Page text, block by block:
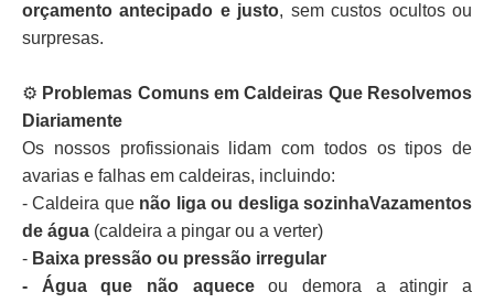
orçamento antecipado e justo, sem custos ocultos ou
surpresas.
⚙️ Problemas Comuns em Caldeiras Que Resolvemos
Diariamente
Os nossos profissionais lidam com todos os tipos de
avarias e falhas em caldeiras, incluindo:
- Caldeira que não liga ou desliga sozinhaVazamentos
de água (caldeira a pingar ou a verter)
- Baixa pressão ou pressão irregular
- Água que não aqueceou demora a atingir a